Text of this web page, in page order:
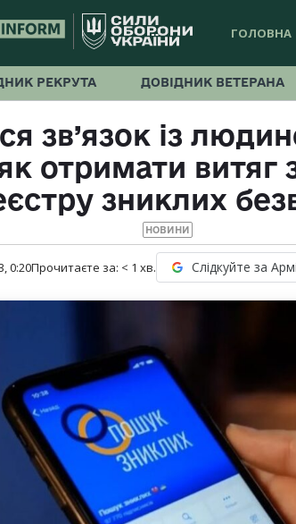
ГОЛОВНА
РЕКРУТА ДОВІДНИК ВЕТЕРАНА
зв’язок із
отримати витяг
зниклих
НОВИНИ
0:20Прочитаєте за: < 1 хв. Слідкуйте за